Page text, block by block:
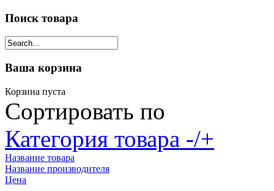
Поиск товара
Ваша корзина
Корзина пуста
Сортировать по
Категория товара -/+
Название товара
Название производителя
Цена